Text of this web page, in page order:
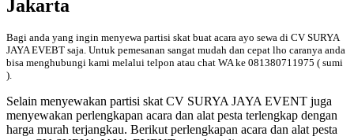
Jakarta
Bagi anda yang ingin menyewa partisi skat buat acara ayo sewa di CV SURYA
JAYA EVEBT saja. Untuk pemesanan sangat mudah dan cepat lho caranya anda
bisa menghubungi kami melalui telpon atau chat WA ke 081380711975 ( sumi
).
Selain menyewakan partisi skat CV SURYA JAYA EVENT juga
menyewakan perlengkapan acara dan alat pesta terlengkap dengan
harga murah terjangkau. Berikut perlengkapan acara dan alat pesta